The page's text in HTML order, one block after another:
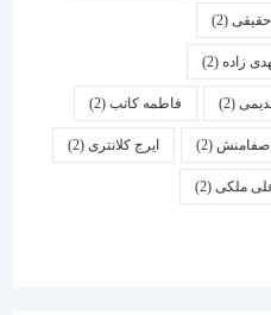
(2)
فاطمه کاتب(2)
(2) ایرج کلانتری (2)
(2)